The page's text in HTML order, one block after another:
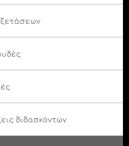
διδασκόντων